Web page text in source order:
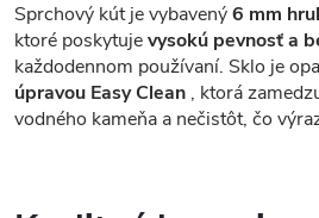
Sprchový kút je vybavený6 mm
ktoré poskytujevysokú pevnosť a
každodennom používaní. Sklo je
úpravou Easy Clean , ktorá
vodného kameňa a nečistôt, čo